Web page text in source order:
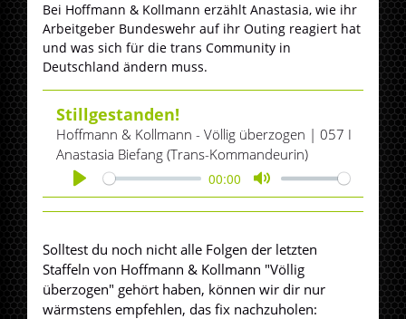
Bei Hoffmann & Kollmann erzählt Anastasia, wie ihr
Arbeitgeber Bundeswehr auf ihr Outing reagiert hat
und was sich für die trans Community in
Deutschland ändern muss.
Stillgestanden!
Hoffmann & Kollmann - Völlig überzogen | 057 I
Anastasia Biefang (Trans-Kommandeurin)
Play
00:00
Mute
Solltest du noch nicht alle Folgen der letzten
Staffeln von Hoffmann & Kollmann "Völlig
überzogen" gehört haben, können wir dir nur
wärmstens empfehlen, das fix nachzuholen: